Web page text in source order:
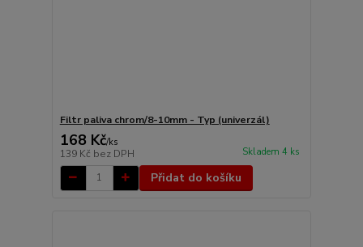
Filtr paliva chrom/8-10mm - Typ (univerzál)
168 Kč/ks
139 Kč bez DPH Skladem 4 ks
Přidat do košíku